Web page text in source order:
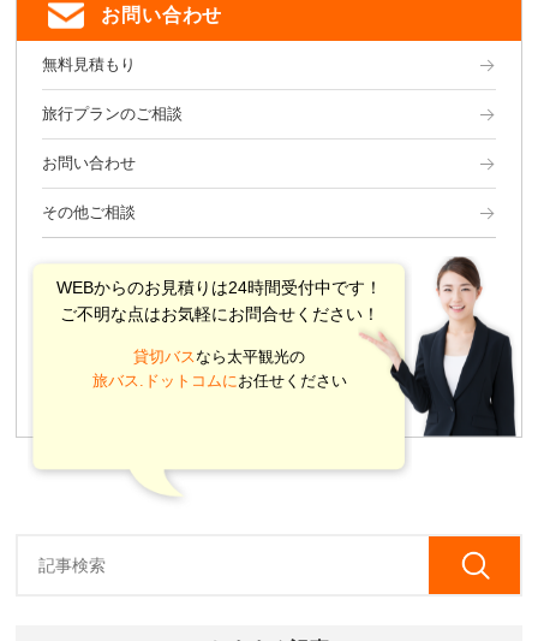
お問い合わせ
無料見積もり
旅行プランのご相談
お問い合わせ
その他ご相談
WEBからのお見積りは24時間受付中です！
ご不明な点はお気軽にお問合せください！
貸切バスなら太平観光の
旅バス.ドットコムにお任せください